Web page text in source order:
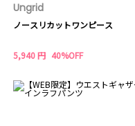
Ungrid
ノースリカットワンピース
5,940 円 40%OFF